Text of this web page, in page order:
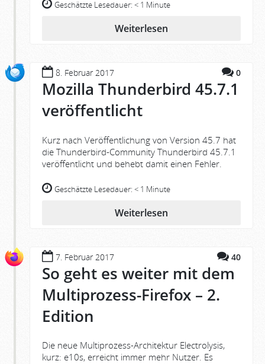
Geschätzte Lesedauer: < 1 Minute
Weiterlesen
8. Februar 2017 0
Mozilla Thunderbird 45.7.1
veröffentlicht
Kurz nach Veröffentlichung von Version 45.7 hat
die Thunderbird-Community Thunderbird 45.7.1
veröffentlicht und behebt damit einen Fehler.
Geschätzte Lesedauer: < 1 Minute
Weiterlesen
7. Februar 2017 40
So geht es weiter mit dem
Multiprozess-Firefox – 2.
Edition
Die neue Multiprozess-Architektur Electrolysis,
kurz: e10s, erreicht immer mehr Nutzer. Es